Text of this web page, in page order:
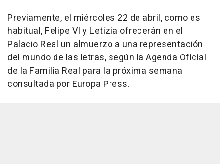
Previamente, el miércoles 22 de abril, como es
habitual, Felipe VI y Letizia ofrecerán en el
Palacio Real un almuerzo a una representación
del mundo de las letras, según la Agenda Oficial
de la Familia Real para la próxima semana
consultada por Europa Press.